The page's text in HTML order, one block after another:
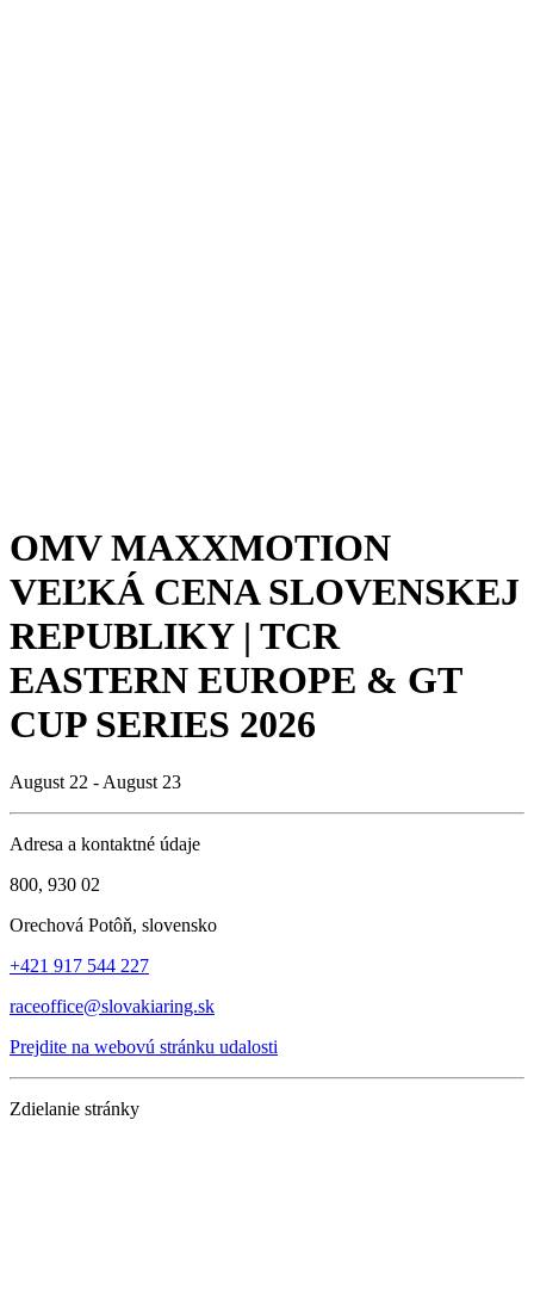
OMV MAXXMOTION
VEĽKÁ CENA SLOVENSKEJ
REPUBLIKY | TCR
EASTERN EUROPE & GT
CUP SERIES 2026
August 22 - August 23
Adresa a kontaktné údaje
800, 930 02
Orechová Potôň, slovensko
+421 917 544 227
raceoffice@slovakiaring.sk
Prejdite na webovú stránku udalosti
Zdielanie stránky